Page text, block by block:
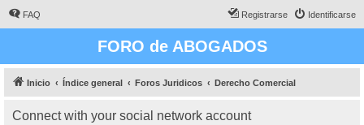
FAQ Identificarse
Registrarse
FORO de ABOGADOS
Inicio Índice general Foros Juridicos Derecho Comercial
Connect with your social network account